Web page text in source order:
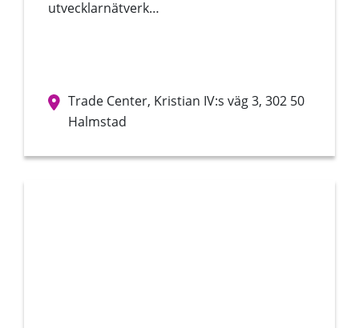
utvecklarnätverk…
Trade Center, Kristian IV:s väg 3, 302 50
Halmstad